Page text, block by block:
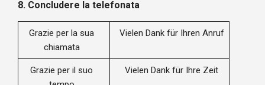
8. Concludere la telefonata
Grazie per la sua
chiamata
Vielen Dank für Ihren Anruf
Grazie per il suo
Vielen Dank für Ihre Zeit